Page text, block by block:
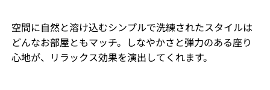
空間に自然と溶け込むシンプルで洗練されたスタイルは
どんなお部屋ともマッチ。しなやかさと弾力のある座り
心地が、リラックス効果を演出してくれます。